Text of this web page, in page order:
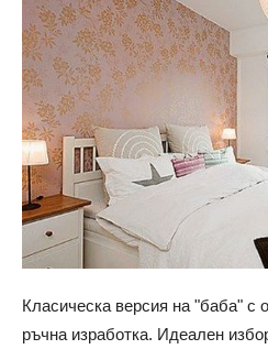
Класическа версия на "баба" с
ръчна изработка. Идеален